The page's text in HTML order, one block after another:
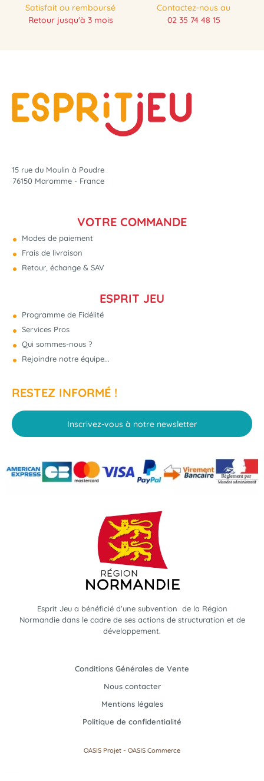
Satisfait ou remboursé
Retour jusqu'à 3 mois
Contactez-nous au
02 35 74 48 15
15 rue du Moulin à Poudre
76150 Maromme - France
VOTRE COMMANDE
Modes de paiement
Frais de livraison
Retour, échange & SAV
ESPRIT JEU
Programme de Fidélité
Services Pros
Qui sommes-nous ?
Rejoindre notre équipe...
RESTEZ INFORMÉ !
Inscrivez-vous à notre newsletter
Esprit Jeu a bénéficié d'une subvention de la Région
Normandie dans le cadre de ses actions de structuration et de
développement.
Conditions Générales de Vente
Nous contacter
Mentions légales
Politique de confidentialité
OASIS Projet - OASIS Commerce